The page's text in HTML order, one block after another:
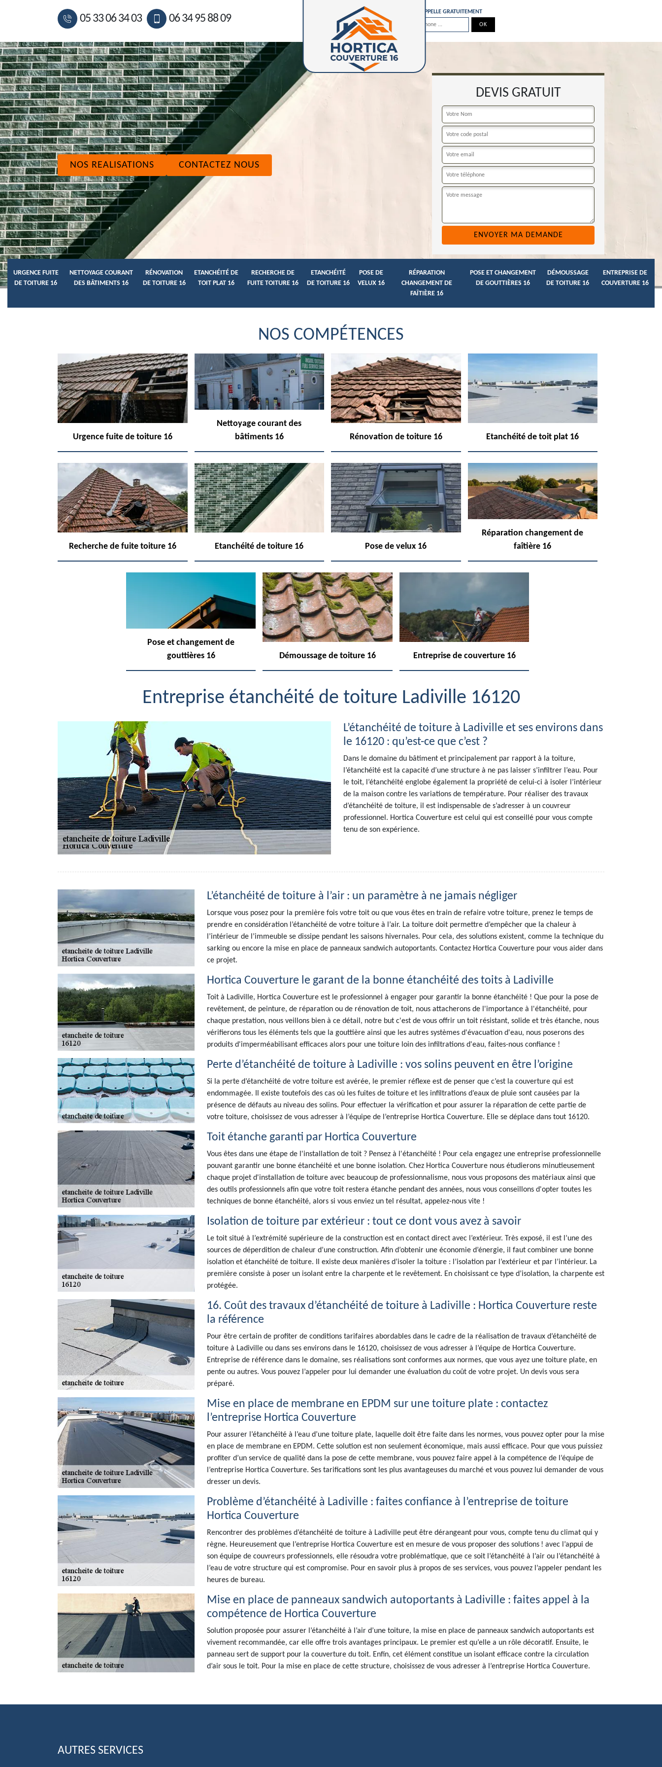
05 33 06 34 03 06 34 95 88 09
ON VOUS RAPPELLE GRATUITEMENT
NOS REALISATIONS CONTACTEZ NOUS
DEVIS GRATUIT
URGENCE FUITE
DE TOITURE 16
NETTOYAGE COURANT
DES BÂTIMENTS 16
RÉNOVATION
DE TOITURE 16
ETANCHÉITÉ DE
TOIT PLAT 16
RECHERCHE DE
FUITE TOITURE 16
ETANCHÉITÉ
DE TOITURE 16
POSE DE
VELUX 16
RÉPARATION
CHANGEMENT DE
FAÎTIÈRE 16
POSE ET CHANGEMENT
DE GOUTTIÈRES 16
DÉMOUSSAGE
DE TOITURE 16
ENTREPRISE DE
COUVERTURE 16
NOS COMPÉTENCES
Urgence fuite de toiture 16
Nettoyage courant des
bâtiments 16
Rénovation de toiture 16 Etanchéité de toit plat 16
Recherche de fuite toiture 16 Etanchéité de toiture 16 Pose de velux 16
Réparation changement de
faîtière 16
Pose et changement de
gouttières 16
Démoussage de toiture 16 Entreprise de couverture 16
Entreprise étanchéité de toiture Ladiville 16120
L’étanchéité de toiture à Ladiville et ses environs dans
le 16120 : qu’est-ce que c’est ?
Dans le domaine du bâtiment et principalement par rapport à la toiture,
l’étanchéité est la capacité d’une structure à ne pas laisser s’infiltrer l’eau. Pour
le toit, l’étanchéité englobe également la propriété de celui-ci à isoler l’intérieur
de la maison contre les variations de température. Pour réaliser des travaux
d’étanchéité de toiture, il est indispensable de s’adresser à un couvreur
professionnel. Hortica Couverture est celui qui est conseillé pour vous compte
tenu de son expérience.
L’étanchéité de toiture à l’air : un paramètre à ne jamais négliger
Lorsque vous posez pour la première fois votre toit ou que vous êtes en train de refaire votre toiture, prenez le temps de
prendre en considération l’étanchéité de votre toiture à l’air. La toiture doit permettre d’empêcher que la chaleur à
l’intérieur de l’immeuble se dissipe pendant les saisons hivernales. Pour cela, des solutions existent, comme la technique du
sarking ou encore la mise en place de panneaux sandwich autoportants. Contactez Hortica Couverture pour vous aider dans
ce projet.
Hortica Couverture le garant de la bonne étanchéité des toits à Ladiville
Toit à Ladiville, Hortica Couverture est le professionnel à engager pour garantir la bonne étanchéité ! Que pour la pose de
revêtement, de peinture, de réparation ou de rénovation de toit, nous attacherons de l'importance à l'étanchéité, pour
chaque prestation, nous veillons bien à ce détail, notre but c'est de vous offrir un toit résistant, solide et très étanche, nous
vérifierons tous les éléments tels que la gouttière ainsi que les autres systèmes d'évacuation d'eau, nous poserons des
produits d'imperméabilisant efficaces alors pour une toiture loin des infiltrations d'eau, faites-nous confiance !
Perte d’étanchéité de toiture à Ladiville : vos solins peuvent en être l’origine
Si la perte d’étanchéité de votre toiture est avérée, le premier réflexe est de penser que c’est la couverture qui est
endommagée. Il existe toutefois des cas où les fuites de toiture et les infiltrations d’eaux de pluie sont causées par la
présence de défauts au niveau des solins. Pour effectuer la vérification et pour assurer la réparation de cette partie de
votre toiture, choisissez de vous adresser à l’équipe de l’entreprise Hortica Couverture. Elle se déplace dans tout 16120.
Toit étanche garanti par Hortica Couverture
Vous êtes dans une étape de l'installation de toit ? Pensez à l'étanchéité ! Pour cela engagez une entreprise professionnelle
pouvant garantir une bonne étanchéité et une bonne isolation. Chez Hortica Couverture nous étudierons minutieusement
chaque projet d'installation de toiture avec beaucoup de professionnalisme, nous vous proposons des matériaux ainsi que
des outils professionnels afin que votre toit restera étanche pendant des années, nous vous conseillons d'opter toutes les
techniques de bonne étanchéité, alors si vous enviez un tel résultat, appelez-nous vite !
Isolation de toiture par extérieur : tout ce dont vous avez à savoir
Le toit situé à l’extrémité supérieure de la construction est en contact direct avec l’extérieur. Très exposé, il est l’une des
sources de déperdition de chaleur d’une construction. Afin d’obtenir une économie d’énergie, il faut combiner une bonne
isolation et étanchéité de toiture. Il existe deux manières d’isoler la toiture : l’isolation par l’extérieur et par l’intérieur. La
première consiste à poser un isolant entre la charpente et le revêtement. En choisissant ce type d’isolation, la charpente est
protégée.
16. Coût des travaux d’étanchéité de toiture à Ladiville : Hortica Couverture reste
la référence
Pour être certain de profiter de conditions tarifaires abordables dans le cadre de la réalisation de travaux d’étanchéité de
toiture à Ladiville ou dans ses environs dans le 16120, choisissez de vous adresser à l’équipe de Hortica Couverture.
Entreprise de référence dans le domaine, ses réalisations sont conformes aux normes, que vous ayez une toiture plate, en
pente ou autres. Vous pouvez l’appeler pour lui demander une évaluation du coût de votre projet. Un devis vous sera
préparé.
Mise en place de membrane en EPDM sur une toiture plate : contactez
l’entreprise Hortica Couverture
Pour assurer l’étanchéité à l’eau d’une toiture plate, laquelle doit être faite dans les normes, vous pouvez opter pour la mise
en place de membrane en EPDM. Cette solution est non seulement économique, mais aussi efficace. Pour que vous puissiez
profiter d’un service de qualité dans la pose de cette membrane, vous pouvez faire appel à la compétence de l’équipe de
l’entreprise Hortica Couverture. Ses tarifications sont les plus avantageuses du marché et vous pouvez lui demander de vous
dresser un devis.
Problème d’étanchéité à Ladiville : faites confiance à l’entreprise de toiture
Hortica Couverture
Rencontrer des problèmes d’étanchéité de toiture à Ladiville peut être dérangeant pour vous, compte tenu du climat qui y
règne. Heureusement que l’entreprise Hortica Couverture est en mesure de vous proposer des solutions ! avec l’appui de
son équipe de couvreurs professionnels, elle résoudra votre problématique, que ce soit l’étanchéité à l’air ou l’étanchéité à
l’eau de votre structure qui est compromise. Pour en savoir plus à propos de ses services, vous pouvez l’appeler pendant les
heures de bureau.
Mise en place de panneaux sandwich autoportants à Ladiville : faites appel à la
compétence de Hortica Couverture
Solution proposée pour assurer l’étanchéité à l’air d’une toiture, la mise en place de panneaux sandwich autoportants est
vivement recommandée, car elle offre trois avantages principaux. Le premier est qu’elle a un rôle décoratif. Ensuite, le
panneau sert de support pour la couverture du toit. Enfin, cet élément constitue un isolant efficace contre la circulation
d’air sous le toit. Pour la mise en place de cette structure, choisissez de vous adresser à l’entreprise Hortica Couverture.
AUTRES SERVICES